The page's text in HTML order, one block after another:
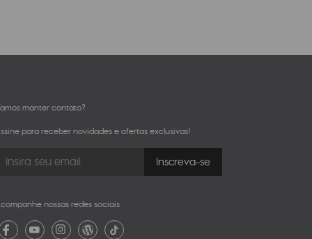
manter contato?
para receber novidades e ofertas exclusivas!
nossas redes sociais